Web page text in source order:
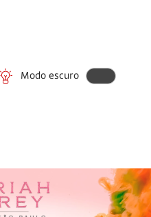
Modo escuro